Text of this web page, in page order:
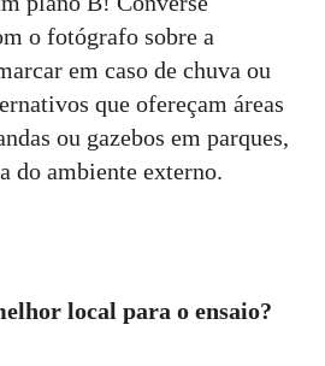
o fotógrafo sobre a
em caso de chuva ou
que ofereçam áreas
ou gazebos em parques,
do ambiente externo.
local para o ensaio?